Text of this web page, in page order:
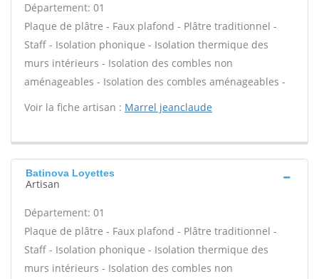
Département: 01
Plaque de plâtre - Faux plafond - Plâtre traditionnel -
Staff - Isolation phonique - Isolation thermique des
murs intérieurs - Isolation des combles non
aménageables - Isolation des combles aménageables -
Voir la fiche artisan : Marrel jeanclaude
Batinova Loyettes
Artisan
Département: 01
Plaque de plâtre - Faux plafond - Plâtre traditionnel -
Staff - Isolation phonique - Isolation thermique des
murs intérieurs - Isolation des combles non